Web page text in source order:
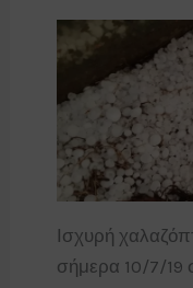
Ισχυρή
σήμερα 10/7/19